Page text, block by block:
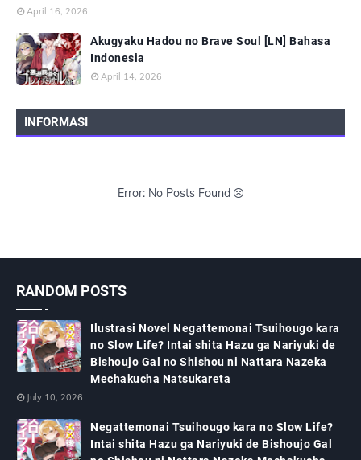
April 16, 2026
Akugyaku Hadou no Brave Soul [LN] Bahasa
Indonesia
April 14, 2026
INFORMASI
Error: No Posts Found
RANDOM POSTS
Ilustrasi Novel Negattemonai Tsuihougo kara
no Slow Life? Intai shita Hazu ga Nariyuki de
Bishoujo Gal no Shishou ni Nattara Nazeka
Mechakucha Natsukareta
July 10, 2026
Negattemonai Tsuihougo kara no Slow Life?
Intai shita Hazu ga Nariyuki de Bishoujo Gal